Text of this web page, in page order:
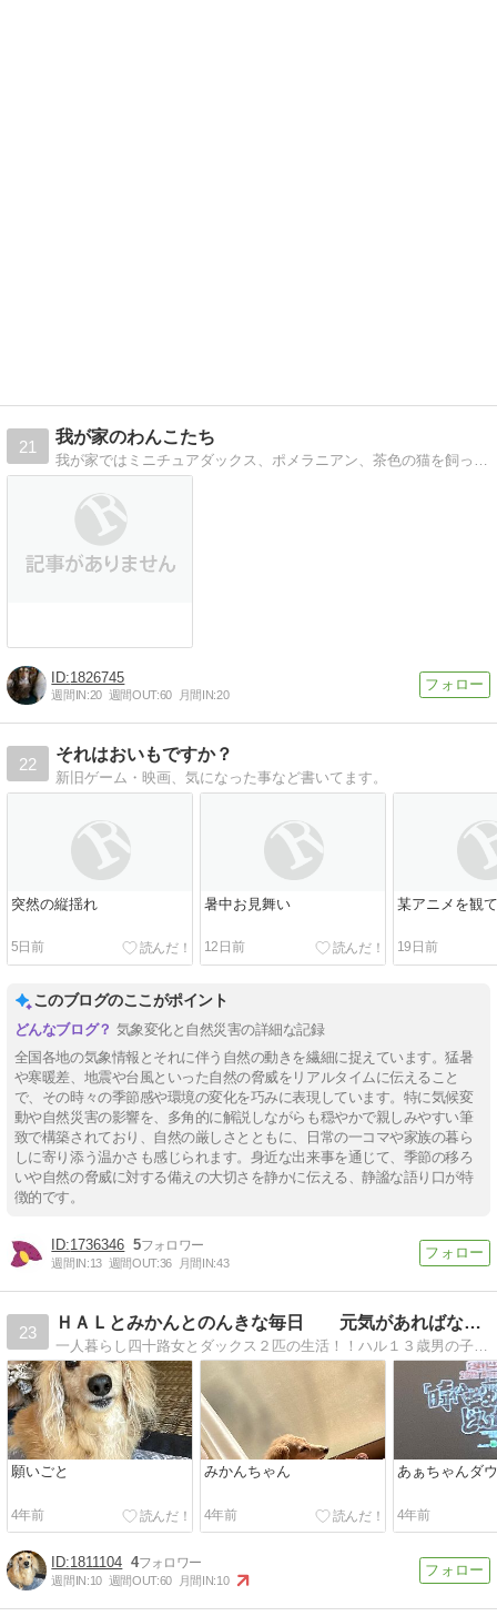
21
我が家のわんこたち
1826745
週間IN:20 週間OUT:60 月間IN:20
22
それはおいもですか？
新旧ゲーム・映画、気になった事など書いてます。
突然の縦揺れ
5日前
暑中お見舞い
12日前
某アニメを観
19日前
このブログのここがポイント
気象変化と自然災害の詳細な記録
全国各地の気象情報とそれに伴う自然の動きを繊細に捉えています。猛暑
や寒暖差、地震や台風といった自然の脅威をリアルタイムに伝えること
で、その時々の季節感や環境の変化を巧みに表現しています。特に気候変
動や自然災害の影響を、多角的に解説しながらも穏やかで親しみやすい筆
致で構築されており、自然の厳しさとともに、日常の一コマや家族の暮ら
しに寄り添う温かさも感じられます。身近な出来事を通じて、季節の移ろ
いや自然の脅威に対する備えの大切さを静かに伝える、静謐な語り口が特
徴的です。
1736346 5
週間IN:13 週間OUT:36 月間IN:43
23
ＨＡＬとみかんとのんきな毎日 元気があればなんでも出来る
願いごと
4年前
みかんちゃん
4年前
あぁちゃんダ
4年前
1811104 4
週間IN:10 週間OUT:60 月間IN:10